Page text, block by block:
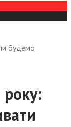
будемо
року: